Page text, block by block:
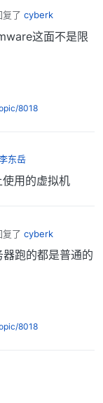
了 cyberk
这面不是限
8018
东岳
用的虚拟机
了 cyberk
跑的都是普通的
8018